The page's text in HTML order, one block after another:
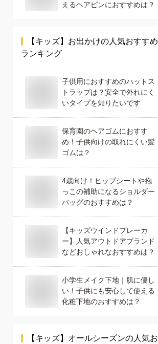
えるヘアピンにおすすめは？
【キッズ】 お出かけの人気おすすめ
ランキング
子供用におすすめのハットス
トラップは？安全で外れにく
いタイプを知りたいです
保育園のヘアゴムにおすす
め！子供向けの取れにくい髪
ゴムは？
4歳向け！ヒップシートや抱
っこの補助になるショルダー
バッグのおすすめは？
【キッズウインドブレーカ
ー】人気アウトドアブランド
などおしゃれなおすすめは？
小学生メイク下地｜肌に優し
い！子供にも安心して使える
化粧下地のおすすめは？
【キッズ】 オールシーズンの人気お